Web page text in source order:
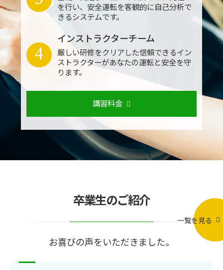
を行い、安全運転を客観的に自己分析で
きるシステムです。
インストラクターチーム
厳しい研修をクリアした信頼できるイン
ストラクターがあなたの運転と安全を守
ります。
4
講習料金
卒業生のご紹介
お喜びの声をいただきました。
一覧を見る